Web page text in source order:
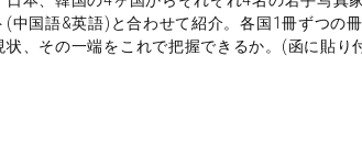
中国語&英語)と合わせて紹介。各国1冊ずつの
、その一端をこれで把握できるか。(函に貼り